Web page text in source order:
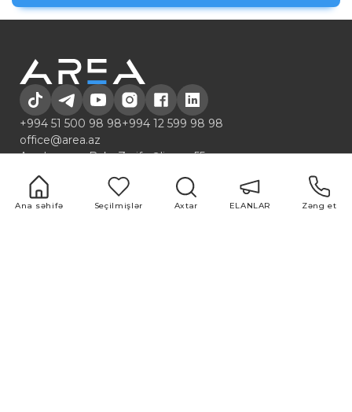
Ana səhifə Seçilmişlər Axtar ELANLAR Zəng et
+994 51 500 98 98+994 12 599 98 98
office@area.az
Azərbaycan, Bakı, Zərifə Əliyeva 55
ELANLAR
1 otaqlı
2 otaqlı
Xidmətlər
Alqı-satqı
Təmir və dizayn